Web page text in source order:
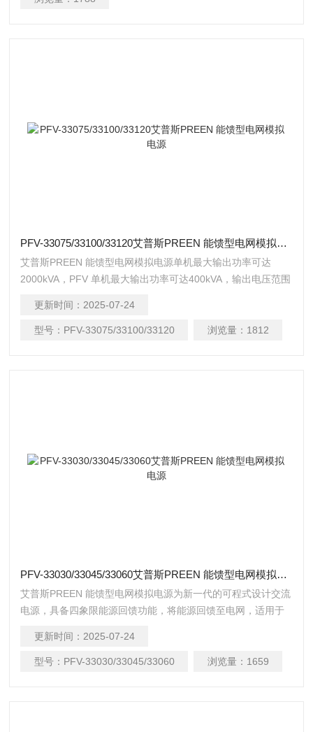
PFV-33075/33100/33120艾普斯PREEN 能馈型电网模拟电源
艾普斯PREEN 能馈型电网模拟电源单机最大输出功率可达
2000kVA，PFV 单机最大输出功率可达400kVA，输出电压范围
续可调，通讯介面为RS-485 / RS-232 或选配GPIB、
Ethernet、USB，更有标配或选配的三相独立可调、相位角可
更新时间： 2025-07-24
型号： PFV-33075/33100/33120 浏览量： 1812
PFV-33030/33045/33060艾普斯PREEN 能馈型电网模拟电源
艾普斯PREEN 能馈型电网模拟电源为新一代的可程式设计交流
电源，具备四象限能源回馈功能，将能源回馈至电网，适用于
需求应用。
更新时间： 2025-07-24
型号： PFV-33030/33045/33060 浏览量： 1659